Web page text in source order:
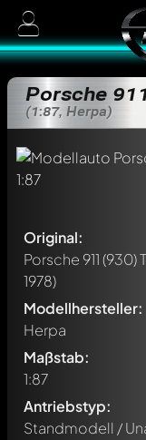
Porsche
(1:87, Herpa)
Original:
Porsche 911 (930)
1978)
Modellhersteller:
Herpa
Maßstab:
1:87
Antriebstyp:
Standmodell /